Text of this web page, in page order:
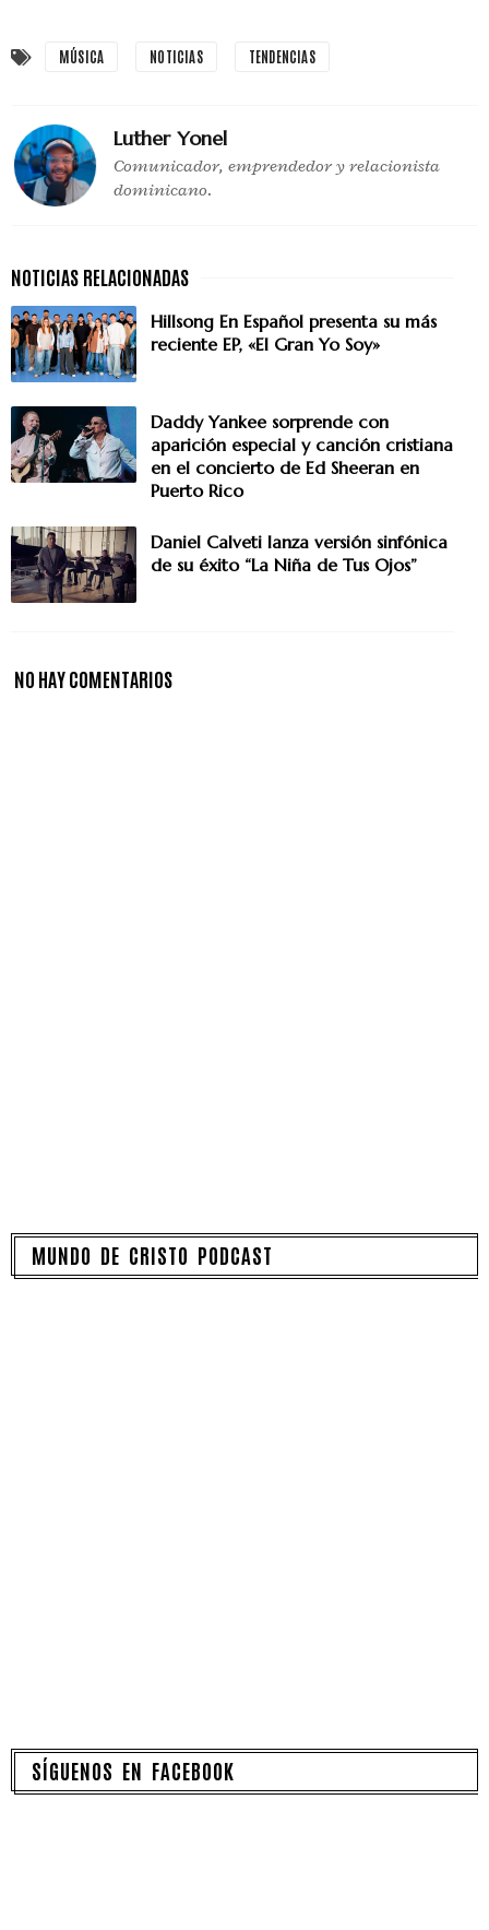
MÚSICA NOTICIAS TENDENCIAS
Luther Yonel
Comunicador, emprendedor y relacionista
dominicano.
Hillsong En Español presenta su más
reciente EP, «El Gran Yo Soy»
Daddy Yankee sorprende con
aparición especial y canción cristiana
en el concierto de Ed Sheeran en
Puerto Rico
Daniel Calveti lanza versión sinfónica
de su éxito “La Niña de Tus Ojos”
NO HAY COMENTARIOS
MUNDO DE CRISTO PODCAST
SÍGUENOS EN FACEBOOK